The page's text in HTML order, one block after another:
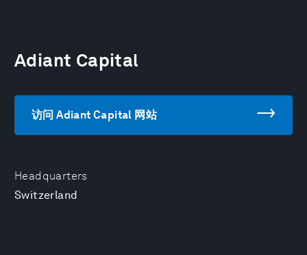
Headquarters
Switzerland
Adiant Capital
访问 Adiant Capital 网站